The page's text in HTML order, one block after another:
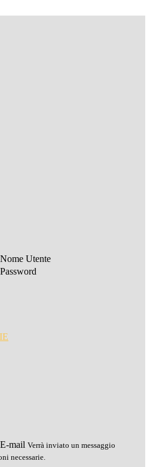
Nome Utente
Password
E-mail Verrà inviato un messaggio
necessarie.